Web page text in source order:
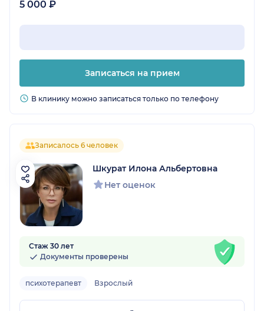
5 000 ₽
Записаться на прием
В клинику можно записаться только по телефону
Записалось 6 человек
Шкурат Илона Альбертовна
Нет оценок
Стаж 30 лет
Документы проверены
психотерапевт Взрослый